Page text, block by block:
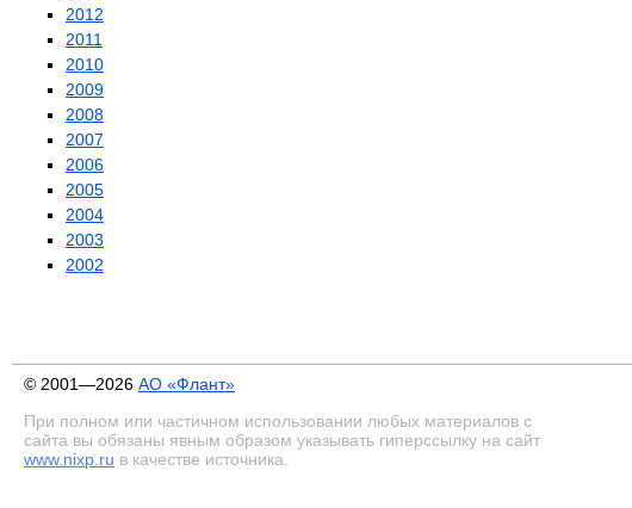
2012
2011
2010
2009
2008
2007
2006
2005
2004
2003
2002
© 2001—2026 АО «Флант»
При полном или частичном использовании любых материалов с
сайта вы обязаны явным образом указывать гиперссылку на сайт
www.nixp.ru в качестве источника.